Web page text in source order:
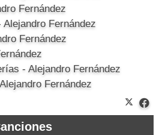
Fernández
Fernández
Fernández
- Alejandro Fernández
Fernández